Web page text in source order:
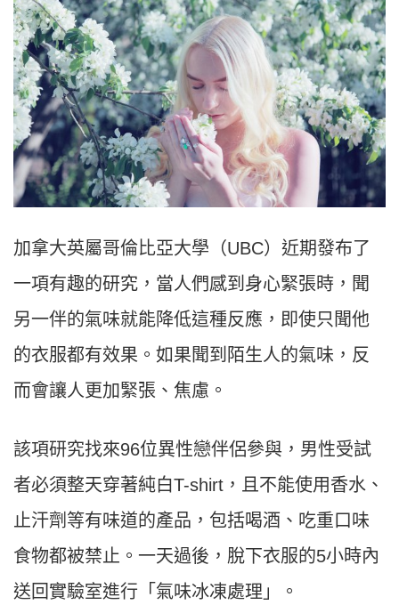
加拿大英屬哥倫比亞大學（UBC）近期發布了
一項有趣的研究，當人們感到身心緊張時，聞
另一伴的氣味就能降低這種反應，即使只聞他
的衣服都有效果。如果聞到陌生人的氣味，反
而會讓人更加緊張、焦慮。
該項研究找來96位異性戀伴侶參與，男性受試
者必須整天穿著純白T-shirt，且不能使用香水、
止汗劑等有味道的產品，包括喝酒、吃重口味
食物都被禁止。一天過後，脫下衣服的5小時內
送回實驗室進行「氣味冰凍處理」。